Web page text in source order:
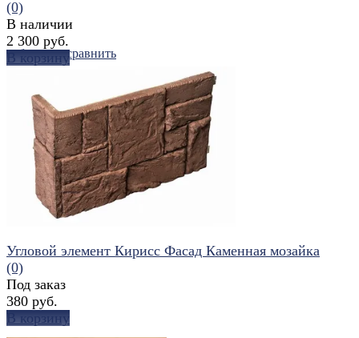
избранное сравнить
(0)
В наличии
2 300 руб.
В корзину
Угловой элемент Кирисс Фасад Каменная мозайка
(0)
Под заказ
380 руб.
В корзину